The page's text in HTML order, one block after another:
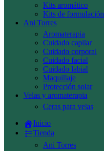
Kits aromático
Kits de formulación
Ani Torres
Aromaterapia
Cuidado capilar
Cuidado corporal
Cuidado facial
Cuidado labial
Maquillaje
Protección solar
Velas y aromaterapia
Ceras para velas
Inicio
Tienda
Ani Torres